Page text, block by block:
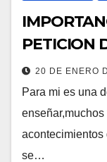
PETICION
20 DE ENERO
Para mi es una
acontecimientos
se…